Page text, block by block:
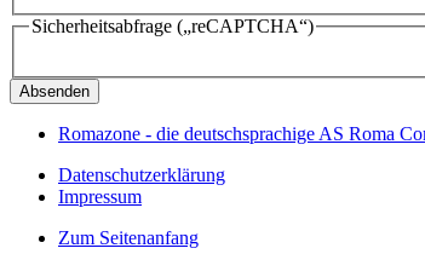
Sicherheitsabfrage („reCAPTCHA“)
Romazone - die deutschsprachige AS Roma
Datenschutzerklärung
Impressum
Zum Seitenanfang